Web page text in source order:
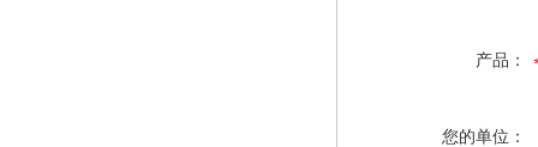
产品：
您的单位：